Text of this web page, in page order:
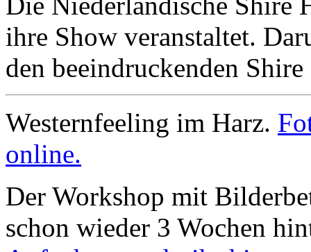
ihre Show veranstaltet.
den beeindruckenden
Westernfeeling im Harz.
online.
Der Workshop mit
schon wieder 3 Wochen